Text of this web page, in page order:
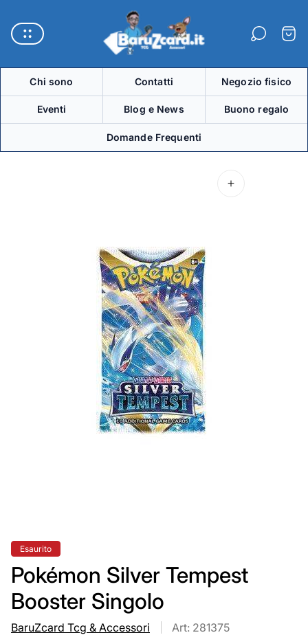
del
negozio"
Chi sono Contatti Negozio fisico
Eventi Blog e News Buono regalo
Domande Frequenti
Etichetta
del
prodotto:
Esaurito
Pokémon Silver Tempest
Booster Singolo
BaruZcard Tcg & Accessori Art: 281375